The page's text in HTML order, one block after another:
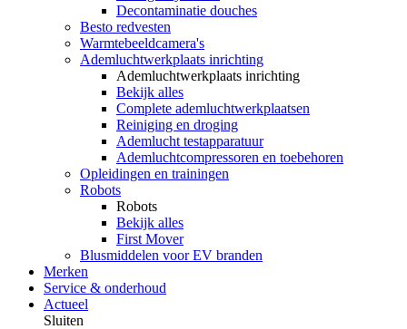
Decontaminatie douches
Besto redvesten
Warmtebeeldcamera's
Ademluchtwerkplaats inrichting
Ademluchtwerkplaats inrichting
Bekijk alles
Complete ademluchtwerkplaatsen
Reiniging en droging
Ademlucht testapparatuur
Ademluchtcompressoren en toebehoren
Opleidingen en trainingen
Robots
Robots
Bekijk alles
First Mover
Blusmiddelen voor EV branden
Merken
Service & onderhoud
Actueel
Sluiten